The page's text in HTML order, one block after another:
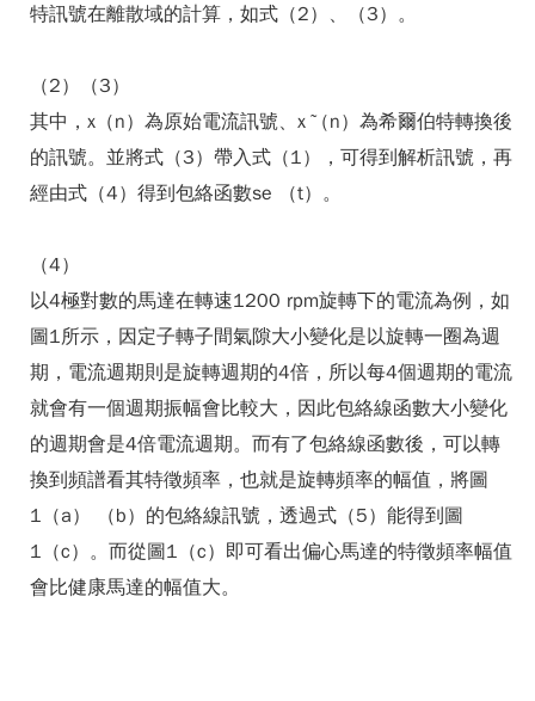
特訊號在離散域的計算，如式（2）、（3）。
（2）（3）
其中，x（n）為原始電流訊號、x ̃（n）為希爾伯特轉換後
的訊號。並將式（3）帶入式（1），可得到解析訊號，再
經由式（4）得到包絡函數se （t）。
（4）
以4極對數的馬達在轉速1200 rpm旋轉下的電流為例，如
圖1所示，因定子轉子間氣隙大小變化是以旋轉一圈為週
期，電流週期則是旋轉週期的4倍，所以每4個週期的電流
就會有一個週期振幅會比較大，因此包絡線函數大小變化
的週期會是4倍電流週期。而有了包絡線函數後，可以轉
換到頻譜看其特徵頻率，也就是旋轉頻率的幅值，將圖
1（a） （b）的包絡線訊號，透過式（5）能得到圖
1（c）。而從圖1（c）即可看出偏心馬達的特徵頻率幅值
會比健康馬達的幅值大。